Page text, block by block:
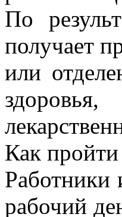
По
получает
или
Как пройти
Работники
рабочий